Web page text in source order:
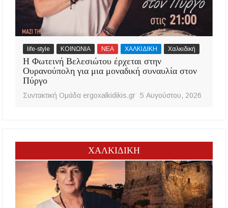
life-style ΚΟΙΝΩΝΙΑ ΝΕΑ ΧΑΛΚΙΔΙΚΗ Χαλκιδική
Η Φωτεινή Βελεσιώτου έρχεται στην
Ουρανούπολη για μια μοναδική συναυλία στον
Πύργο
Συντακτική Ομάδα ergoxalkidikis.gr 5 Αυγούστου, 2026
ΧΑΛΚΙΔΙΚΗ